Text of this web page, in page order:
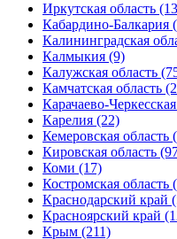
Иркутская область
Кабардино-Балкария
Калининградская
Калмыкия (9)
Калужская область
Камчатская область
Карачаево-
Карелия (22)
Кемеровская область
Кировская область
Коми (17)
Костромская область
Краснодарский край
Красноярский край
Крым (211)